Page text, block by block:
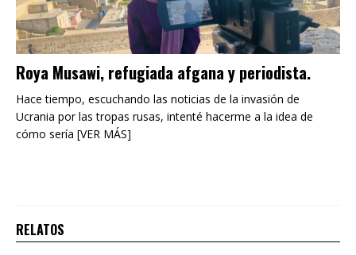
Roya Musawi, refugiada afgana y periodista.
Hace tiempo, escuchando las noticias de la invasión de
Ucrania por las tropas rusas, intenté hacerme a la idea de
cómo sería [VER MÁS]
RELATOS